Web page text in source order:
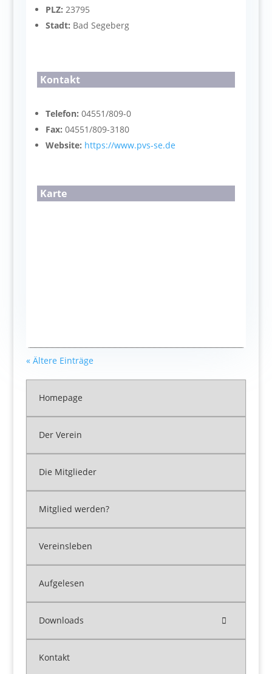
PLZ: 23795
Stadt: Bad Segeberg
Kontakt
Telefon: 04551/809-0
Fax: 04551/809-3180
Website: https://www.pvs-se.de
Karte
« Ältere Einträge
Homepage
Der Verein
Die Mitglieder
Mitglied werden?
Vereinsleben
Aufgelesen
Downloads
Kontakt